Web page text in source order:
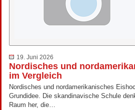
19. Juni 2026
Nordisches und
im Vergleich
Nordisches und nordamerikanisches
Grundidee. Die skandinavische Schule
Raum her, die…